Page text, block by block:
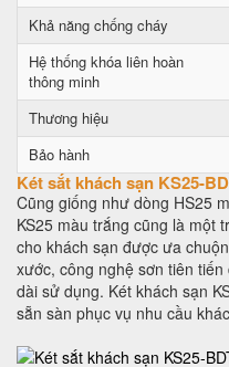
Khả năng chống cháy
Hệ thống khóa liên hoàn
thông minh
Thương hiệu
Bảo hành
Két sắt khách sạn KS25-
Cũng giống như dòng HS25
KS25 màu trắng cũng là một
cho khách sạn được ưa
xước, công nghệ sơn tiên
dài sử dụng. Két khách sạn
sẵn sàn phục vụ nhu cầu